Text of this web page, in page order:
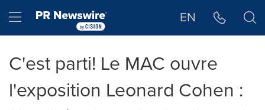
Hamburger menu EN
C'est parti! Le MAC ouvre
l'exposition Leonard Cohen :